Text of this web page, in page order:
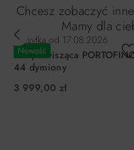
Chcesz zobaczyć
Mamy dla
Nowość
Wysyłka od 17.08.2026
Lampa wisząca
44 dymiony
3 999,00 zł